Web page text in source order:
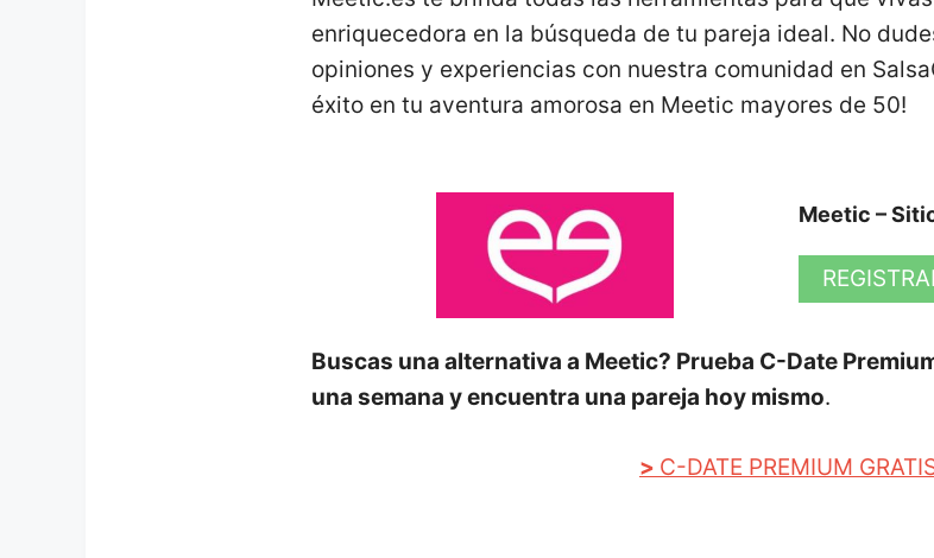
enriquecedora en la búsqueda de tu pareja ideal. No
opiniones y experiencias con nuestra comunidad en
éxito en tu aventura amorosa en Meetic mayores de 50!
Meetic –
Buscas una alternativa a Meetic? Prueba C-Date
una semana y encuentra una pareja hoy mismo.
> C-DATE PREMIUM